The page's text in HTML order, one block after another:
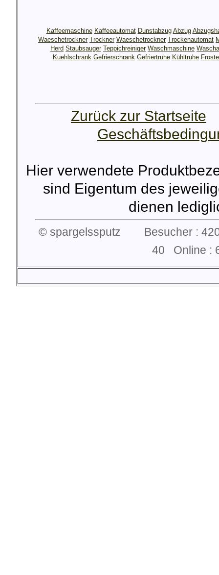
Kaffeemaschine Kaffeeautomat Dunstabzug Abzug
Waeschetrockner Trockner Waeschetrockner Trockenautomat
Herd Staubsauger Teppichreiniger Waschmaschine
Kuehlschrank Gefrierschrank Gefriertruhe Kühltruhe
Zurück zur Startseite
Hier verwendete
sind Eigentum des
dienen
© spargelssputz Besucher :
40 Online